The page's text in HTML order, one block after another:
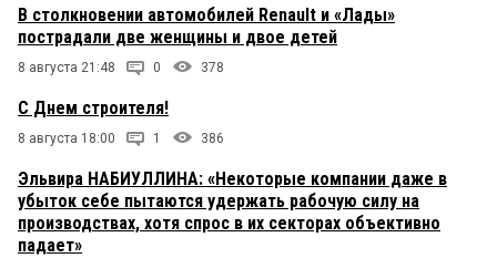
В столкновении автомобилей Renault и «Лады»
пострадали две женщины и двое детей
8 августа 21:48 0 378
С Днем строителя!
8 августа 18:00 1 386
Эльвира НАБИУЛЛИНА: «Некоторые компании даже в
убыток себе пытаются удержать рабочую силу на
производствах, хотя спрос в их секторах объективно
падает»